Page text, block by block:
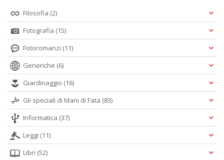
Filosofia (2)
Fotografia (15)
Fotoromanzi (11)
Generiche (6)
Giardinaggio (16)
Gli speciali di Mani di Fata (83)
Informatica (37)
Leggi (11)
Libri (52)